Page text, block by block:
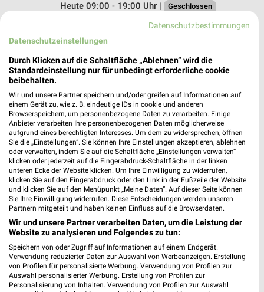
Heute 09:00 - 19:00 Uhr |
Geschlossen
452,89 km • Angebote: 1 Prospekt
Fressnapf Worms II
Am Gallborn 12
Heute 09:00 - 18:00 Uhr | Geschlossen
474,91 km • Angebote: 1 Prospekt
Fressnapf Worms
Schönauerstraße 18-22
67547 Worms
Heute 09:00 - 20:00 Uhr | Geschlossen
476,89 km • Angebote: 1 Prospekt
ZOO & Co. Wiesbaden
Hasengartenstr. 25
65189 Wiesbaden
Datenschutzbestimmungen
Datenschutzeinstellungen
Durch Klicken auf die Schaltfläche „Ablehnen“ wird die
Standardeinstellung nur für unbedingt erforderliche cookie
beibehalten.
Wir und unsere Partner speichern und/oder greifen auf Informationen auf
einem Gerät zu, wie z. B. eindeutige IDs in cookie und anderen
Browserspeichern, um personenbezogene Daten zu verarbeiten. Einige
Anbieter verarbeiten Ihre personenbezogenen Daten möglicherweise
aufgrund eines berechtigten Interesses. Um dem zu widersprechen, öffnen
Sie die „Einstellungen“. Sie können Ihre Einstellungen akzeptieren, ablehnen
oder verwalten, indem Sie auf die Schaltfläche „Einstellungen verwalten“
klicken oder jederzeit auf die Fingerabdruck-Schaltfläche in der linken
unteren Ecke der Website klicken. Um Ihre Einwilligung zu widerrufen,
klicken Sie auf den Fingerabdruck oder den Link in der Fußzeile der Website
und klicken Sie auf den Menüpunkt „Meine Daten“. Auf dieser Seite können
Sie Ihre Einwilligung widerrufen. Diese Entscheidungen werden unseren
Partnern mitgeteilt und haben keinen Einfluss auf die Browserdaten.
Wir und unsere Partner verarbeiten Daten, um die Leistung der
Website zu analysieren und Folgendes zu tun:
Speichern von oder Zugriff auf Informationen auf einem Endgerät.
Verwendung reduzierter Daten zur Auswahl von Werbeanzeigen. Erstellung
von Profilen für personalisierte Werbung. Verwendung von Profilen zur
Auswahl personalisierter Werbung. Erstellung von Profilen zur
Personalisierung von Inhalten. Verwendung von Profilen zur Auswahl